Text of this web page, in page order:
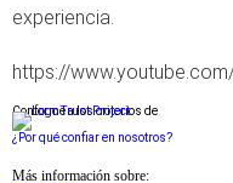
experiencia.
https://
Conforme a los criterios de
¿Por qué confiar en nosotros?
Más información sobre: